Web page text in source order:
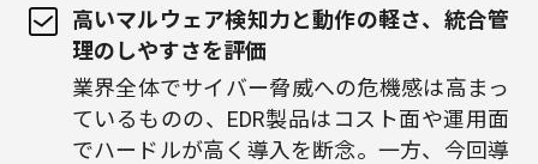
高いマルウェア検知力と動作の軽さ、統合管
理のしやすさを評価
業界全体でサイバー脅威への危機感は高まっ
ているものの、EDR製品はコスト面や運用面
でハードルが高く導入を断念。一方、今回導